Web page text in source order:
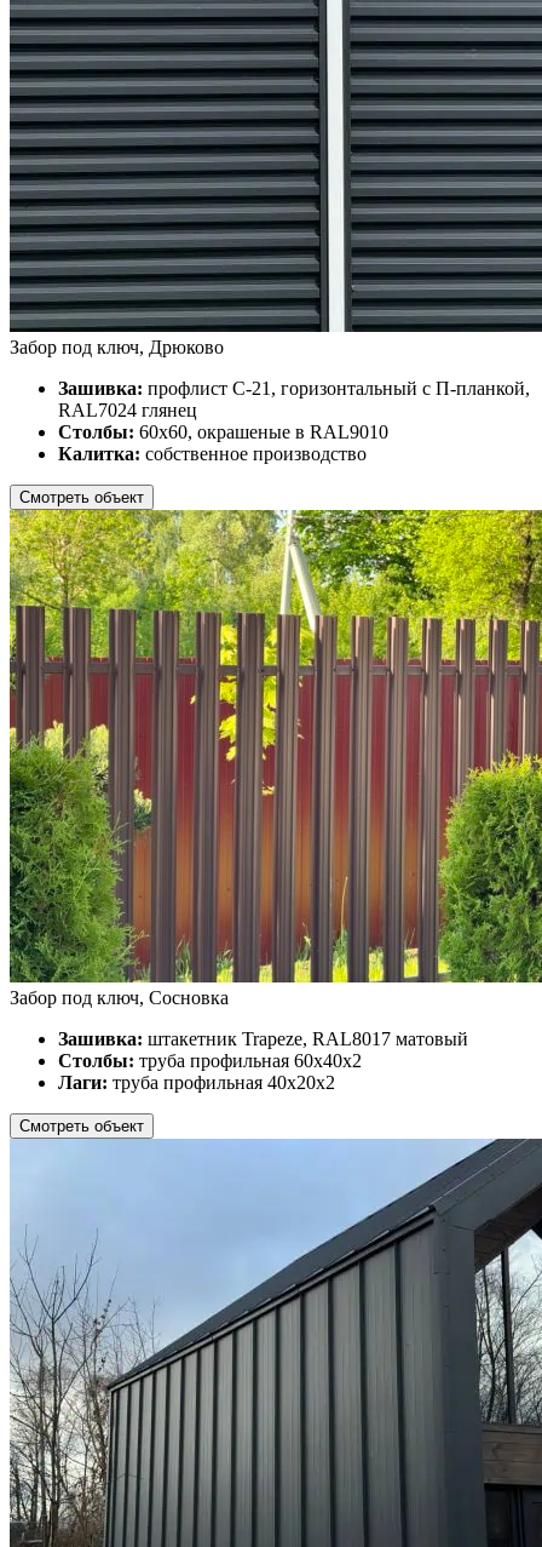
Забор под ключ, Дрюково
Зашивка: профлист С-21, горизонтальный с П-планкой,
RAL7024 глянец
Столбы: 60х60, окрашеные в RAL9010
Калитка: собственное производство
Смотреть объект
Забор под ключ, Сосновка
Зашивка: штакетник Trapeze, RAL8017 матовый
Столбы: труба профильная 60х40х2
Лаги: труба профильная 40х20х2
Смотреть объект